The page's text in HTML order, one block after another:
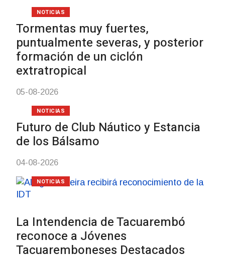
Tormentas muy fuertes,
puntualmente severas, y posterior
formación de un ciclón
extratropical
05-08-2026
NOTICIAS
Futuro de Club Náutico y Estancia
de los Bálsamo
04-08-2026
NOTICIAS
La Intendencia de Tacuarembó
reconoce a Jóvenes
Tacuaremboneses Destacados
NOTICIAS